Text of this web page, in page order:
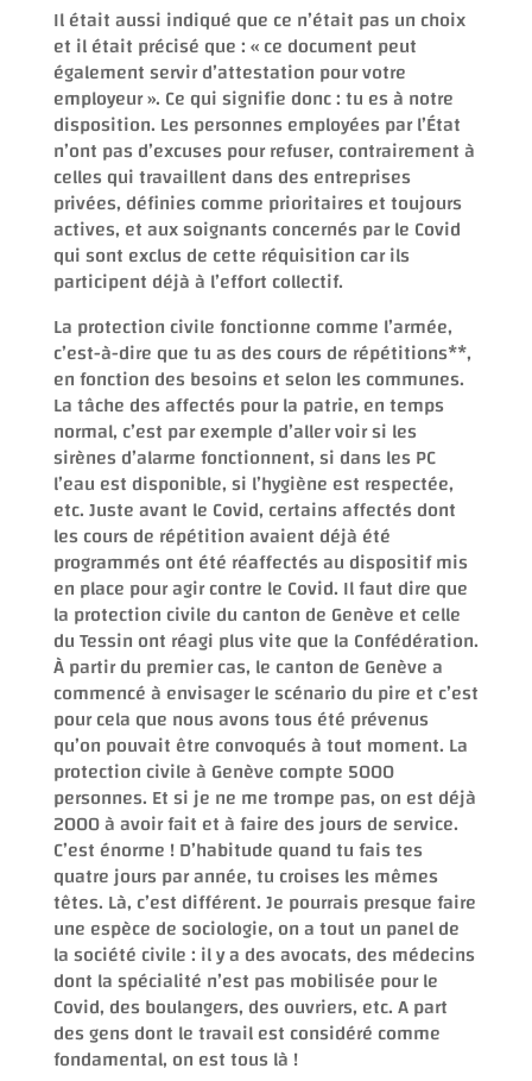
Il était aussi indiqué que ce n’était pas un choix
et il était précisé que : « ce document peut
également servir d’attestation pour votre
employeur ». Ce qui signifie donc : tu es à notre
disposition. Les personnes employées par l’État
n’ont pas d’excuses pour refuser, contrairement à
celles qui travaillent dans des entreprises
privées, définies comme prioritaires et toujours
actives, et aux soignants concernés par le Covid
qui sont exclus de cette réquisition car ils
participent déjà à l’effort collectif.
La protection civile fonctionne comme l’armée,
c’est-à-dire que tu as des cours de répétitions**,
en fonction des besoins et selon les communes.
La tâche des affectés pour la patrie, en temps
normal, c’est par exemple d’aller voir si les
sirènes d’alarme fonctionnent, si dans les PC
l’eau est disponible, si l’hygiène est respectée,
etc. Juste avant le Covid, certains affectés dont
les cours de répétition avaient déjà été
programmés ont été réaffectés au dispositif mis
en place pour agir contre le Covid. Il faut dire que
la protection civile du canton de Genève et celle
du Tessin ont réagi plus vite que la Confédération.
À partir du premier cas, le canton de Genève a
commencé à envisager le scénario du pire et c’est
pour cela que nous avons tous été prévenus
qu’on pouvait être convoqués à tout moment. La
protection civile à Genève compte 5000
personnes. Et si je ne me trompe pas, on est déjà
2000 à avoir fait et à faire des jours de service.
C’est énorme ! D’habitude quand tu fais tes
quatre jours par année, tu croises les mêmes
têtes. Là, c’est différent. Je pourrais presque faire
une espèce de sociologie, on a tout un panel de
la société civile : il y a des avocats, des médecins
dont la spécialité n’est pas mobilisée pour le
Covid, des boulangers, des ouvriers, etc. A part
des gens dont le travail est considéré comme
fondamental, on est tous là !